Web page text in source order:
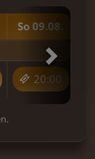
So 09.08.
20:00